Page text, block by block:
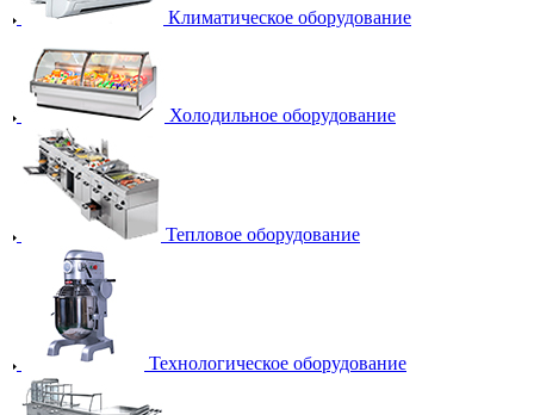
Климатическое оборудование
Холодильное оборудование
Тепловое оборудование
Технологическое оборудование